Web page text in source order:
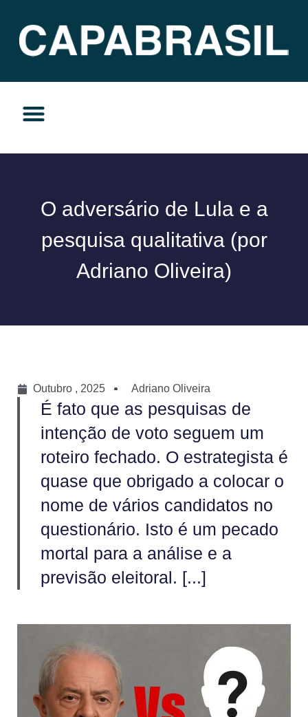
O adversário de Lula e a
pesquisa qualitativa (por
Adriano Oliveira)
Outubro , 2025 Adriano Oliveira
É fato que as pesquisas de
intenção de voto seguem um
roteiro fechado. O estrategista é
quase que obrigado a colocar o
nome de vários candidatos no
questionário. Isto é um pecado
mortal para a análise e a
previsão eleitoral. [...]